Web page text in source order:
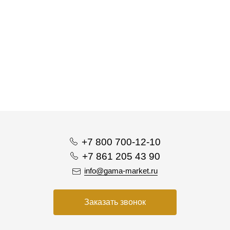
+7 800 700-12-10
+7 861 205 43 90
info@gama-market.ru
Заказать звонок